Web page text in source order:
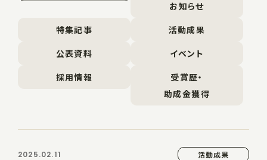
お知らせ
特集記事
活動成果
公表資料
イベント
採用情報
受賞歴・
助成金獲得
2025.02.11 活動成果